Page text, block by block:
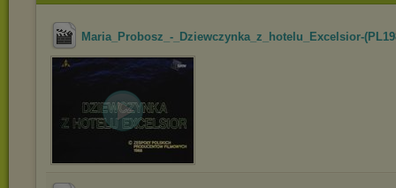
Maria_Probosz_-_Dziewczynka_z_hotelu_Excelsior-